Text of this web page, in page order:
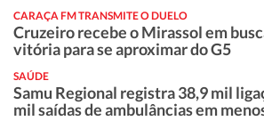
CARAÇA FM TRANSMITE O DUELO
Cruzeiro recebe o Mirassol em
vitória para se aproximar do G5
SAÚDE
Samu Regional registra 38,9 mil
mil saídas de ambulâncias em